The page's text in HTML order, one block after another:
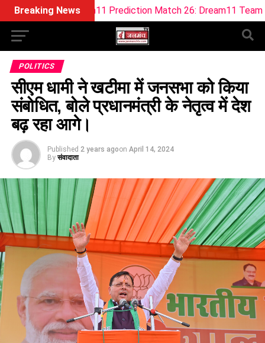
Breaking News
Prediction Match 26: Dream11 Team Today The
POLITICS
सीएम धामी ने खटीमा में जनसभा को किया
संबोधित, बोले प्रधानमंत्री के नेतृत्व में देश
बढ़ रहा आगे।
Published 2 years agoon April 14, 2024
By संवादाता